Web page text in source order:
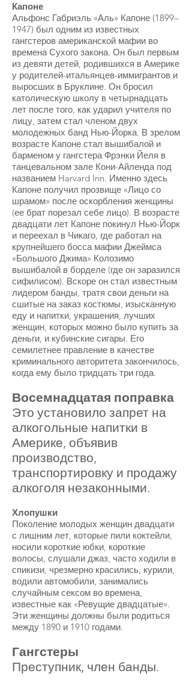
Капоне
Альфонс Габриэль «Аль» Капоне (1899–
1947) был одним из известных
гангстеров американской мафии во
времена Сухого закона. Он был первым
из девяти детей, родившихся в Америке
у родителей-итальянцев-иммигрантов и
выросших в Бруклине. Он бросил
католическую школу в четырнадцать
лет после того, как ударил учителя по
лицу, затем стал членом двух
молодежных банд Нью-Йорка. В зрелом
возрасте Капоне стал вышибалой и
барменом у гангстера Фрэнки Йеля в
танцевальном зале Кони-Айленда под
названием Harvard Inn. Именно здесь
Капоне получил прозвище «Лицо со
шрамом» после оскорбления женщины
(ее брат порезал себе лицо). В возрасте
двадцати лет Капоне покинул Нью-Йорк
и переехал в Чикаго, где работал на
крупнейшего босса мафии Джеймса
«Большого Джима» Колозимо
вышибалой в борделе (где он заразился
сифилисом). Вскоре он стал известным
лидером банды, тратя свои деньги на
сшитые на заказ костюмы, изысканную
еду и напитки, украшения, лучших
женщин, которых можно было купить за
деньги, и кубинские сигары. Его
семилетнее правление в качестве
криминального авторитета закончилось,
когда ему было тридцать три года.
Восемнадцатая поправка
Это установило запрет на
алкогольные напитки в
Америке, объявив
производство,
транспортировку и продажу
алкоголя незаконными.
Хлопушки
Поколение молодых женщин двадцати
с лишним лет, которые пили коктейли,
носили короткие юбки, короткие
волосы, слушали джаз, часто ходили в
спикизи, чрезмерно красились, курили,
водили автомобили, занимались
случайным сексом во времена,
известные как «Ревущие двадцатые».
Эти женщины должны были родиться
между 1890 и 1910 годами.
Гангстеры
Преступник, член банды.